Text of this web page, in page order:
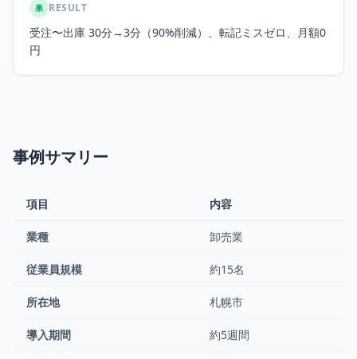
果 RESULT
受注〜出庫 30分→3分（90%削減）、転記ミスゼロ、月額0
円
事例サマリー
項目 内容
業種 卸売業
従業員規模 約15名
所在地 札幌市
導入期間 約5週間